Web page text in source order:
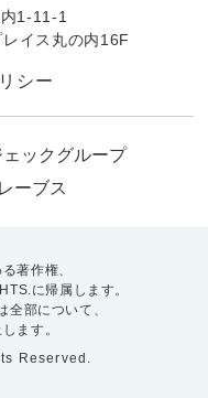
1-11-1
イス丸の内16F
シー
ェックグループ
ーブス
著作権、
に帰属します。
全部について、
ます。
Reserved.